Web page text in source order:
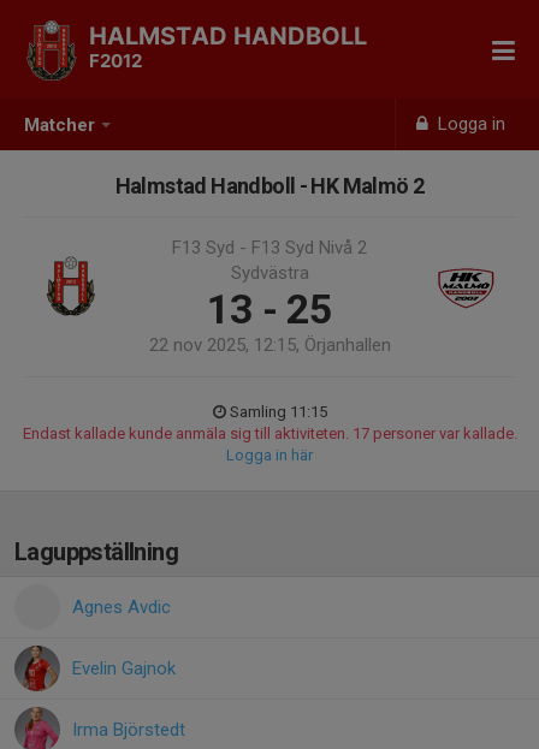
Matcher Logga in
HALMSTAD HANDBOLL
F2012
Halmstad Handboll - HK Malmö 2
F13 Syd - F13 Syd Nivå 2
Sydvästra
13 - 25
22 nov 2025, 12:15, Örjanhallen
Samling 11:15
Endast kallade kunde anmäla sig till aktiviteten. 17 personer var kallade.
Logga in här
Laguppställning
Agnes Avdic
Evelin Gajnok
Irma Björstedt